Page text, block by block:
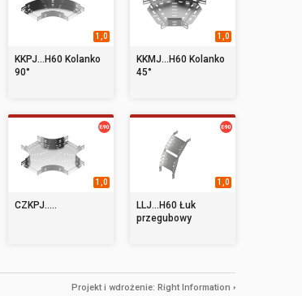
1,0
KKPJ...H60 Kolanko
90°
1,0
KKMJ...H60 Kolanko
45°
1,0
CZKPJ.....
1,0
LLJ...H60 Łuk
przegubowy
Projekt i wdrożenie: Right Information